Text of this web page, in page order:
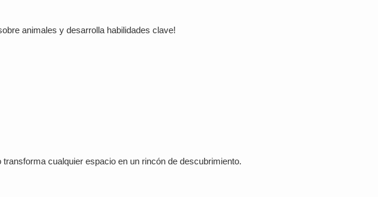
animales y desarrolla habilidades clave!
cualquier espacio en un rincón de descubrimiento.